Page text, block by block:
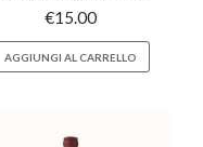
€15.00
AGGIUNGI AL CARRELLO